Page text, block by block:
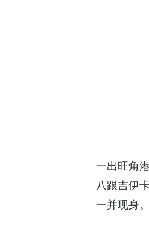
一出旺角
八跟吉伊
一并现身